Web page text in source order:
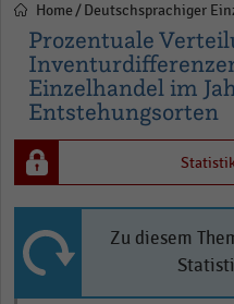
Pfadnavigation
Home Deutschsprachiger
Prozentuale
Einzelhandel im
Entstehungsorten
Zu diesem